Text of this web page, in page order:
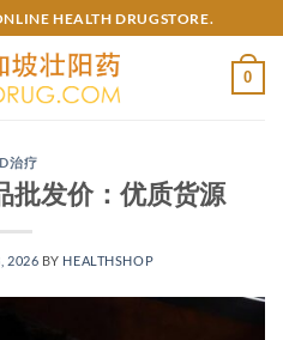
HEALTH DRUGSTORE.
0
治疗
批发价：优质货源
2026 BY HEALTHSHOP